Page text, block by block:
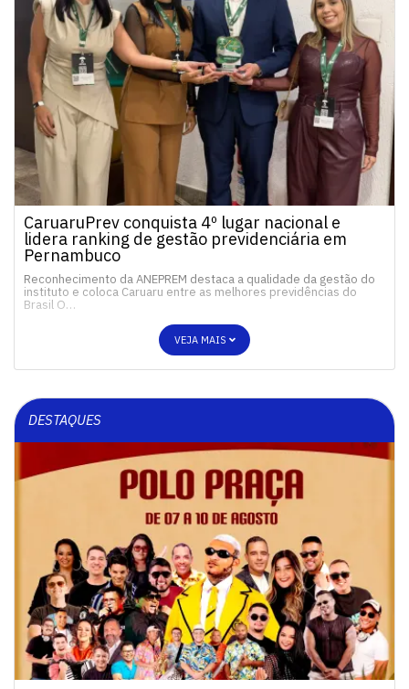
CaruaruPrev conquista 4º lugar nacional e
lidera ranking de gestão previdenciária em
Pernambuco
Reconhecimento da ANEPREM destaca a qualidade da gestão do
instituto e coloca Caruaru entre as melhores previdências do
Brasil O…
VEJA MAIS
DESTAQUES